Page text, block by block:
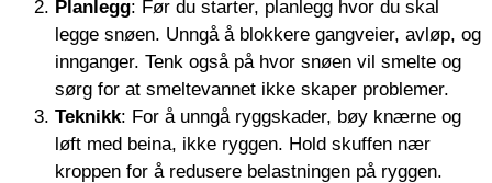
Planlegg: Før du starter, planlegg hvor du skal
legge snøen. Unngå å blokkere gangveier, avløp, og
innganger. Tenk også på hvor snøen vil smelte og
sørg for at smeltevannet ikke skaper problemer.
Teknikk: For å unngå ryggskader, bøy knærne og
løft med beina, ikke ryggen. Hold skuffen nær
kroppen for å redusere belastningen på ryggen.